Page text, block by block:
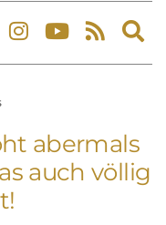
abermals
auch völlig